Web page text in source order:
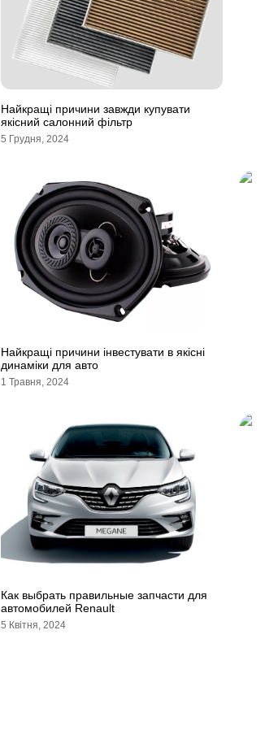
Найкращі причини завжди купувати
якісний салонний фільтр
5 Грудня, 2024
Найкращі причини інвестувати в якісні
динаміки для авто
1 Травня, 2024
Как выбрать правильные запчасти для
автомобилей Renault
5 Квітня, 2024